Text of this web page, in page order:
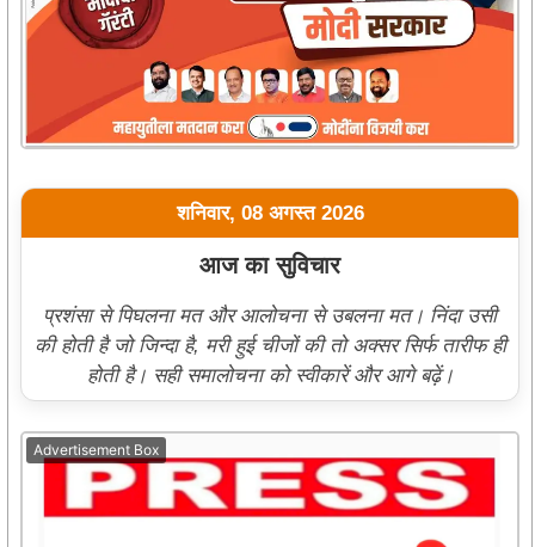
शनिवार, 08 अगस्त 2026
आज का सुविचार
प्रशंसा से पिघलना मत और आलोचना से उबलना मत। निंदा उसी
की होती है जो जिन्दा है, मरी हुई चीजों की तो अक्सर सिर्फ तारीफ ही
होती है। सही समालोचना को स्वीकारें और आगे बढ़ें।
Advertisement Box